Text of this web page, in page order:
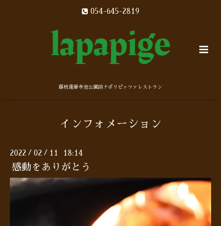
054-645-2819
藤枝蓮華寺池公園前ナポリピッツァレストラン
インフォメーション
2022 / 02 / 11 18:14
感動をありがとう